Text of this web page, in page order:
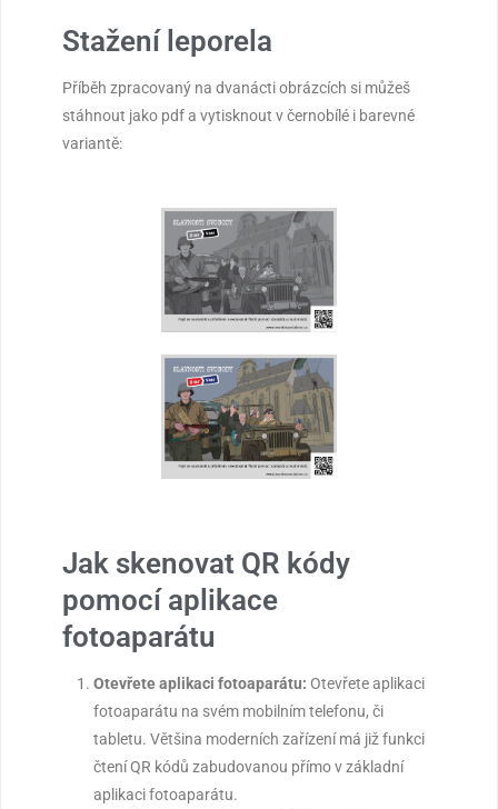
Stažení leporela
Příběh zpracovaný na dvanácti obrázcích si můžeš
stáhnout jako pdf a vytisknout v černobílé i barevné
variantě:
Jak skenovat QR kódy
pomocí aplikace
fotoaparátu
Otevřete aplikaci fotoaparátu: Otevřete aplikaci
fotoaparátu na svém mobilním telefonu, či
tabletu. Většina moderních zařízení má již funkci
čtení QR kódů zabudovanou přímo v základní
aplikaci fotoaparátu.